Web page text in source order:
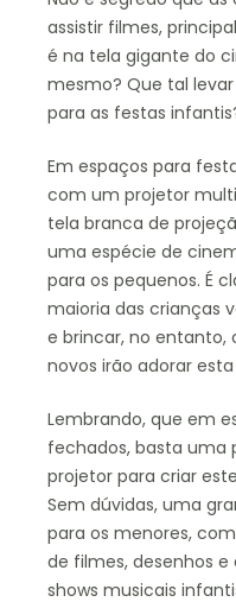
assistir filmes,
é na tela gigante do
mesmo? Que tal
para as festas
Em espaços para
com um projetor
tela branca de
uma espécie de
para os pequenos. É
maioria das crianças
e brincar, no entanto,
novos irão adorar
Lembrando, que em
fechados, basta uma
projetor para criar
Sem dúvidas, uma
para os menores,
de filmes, desenhos
shows musicais